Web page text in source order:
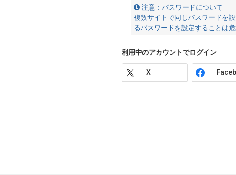
注意：パスワードについて
複数サイトで同じパスワードを
るパスワードを設定することは危
利用中のアカウントでログイン
X